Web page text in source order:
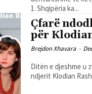
1. Shqipëria ka...
Çfarë
për
Brejdon Xhavara -
Ditën e djeshme u
ndjerit Klodian